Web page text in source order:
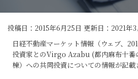
投稿日：2015年6月25日 更新日： 2021年
日経不動産マーケット情報（ウェブ、
投資家とのVirgo Azabu (都内麻布十番
棟）への共同投資についての情報が記載